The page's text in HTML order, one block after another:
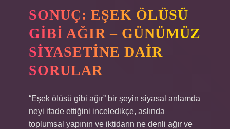
SONUÇ: EŞEK ÖLÜSÜ
GIBI AĞIR – GÜNÜMÜZ
SIYASETINE DAIR
SORULAR
“Eşek ölüsü gibi ağır” bir şeyin siyasal anlamda
neyi ifade ettiğini inceledikçe, aslında
toplumsal yapının ve iktidarın ne denli ağır ve